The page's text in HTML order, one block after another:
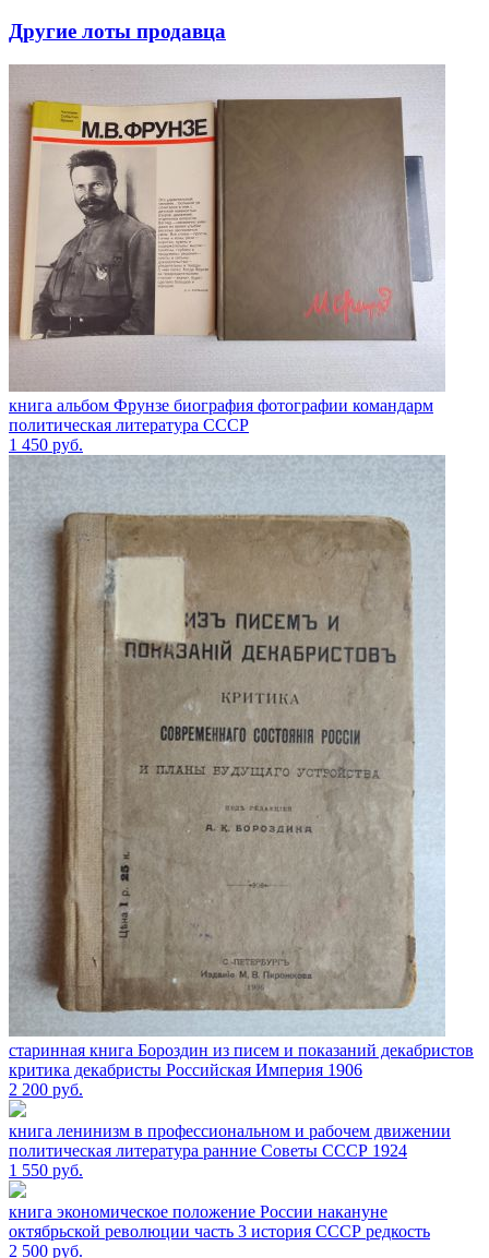
Другие лоты продавца
книга альбом Фрунзе биография фотографии командарм
политическая литература СССР
1 450 руб.
старинная книга Бороздин из писем и показаний декабристов
критика декабристы Российская Империя 1906
2 200 руб.
книга ленинизм в профессиональном и рабочем движении
политическая литература ранние Советы СССР 1924
1 550 руб.
книга экономическое положение России накануне
октябрьской революции часть 3 история СССР редкость
2 500 руб.